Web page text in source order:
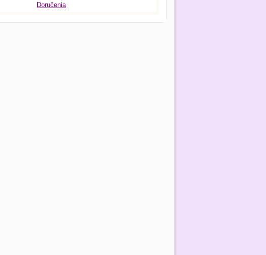
Doručenia